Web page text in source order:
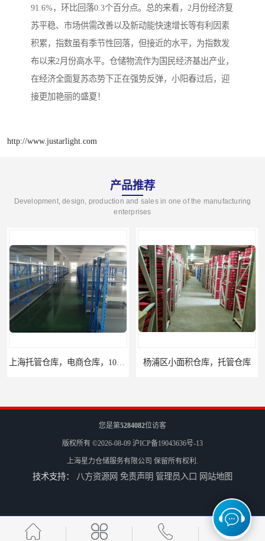
91.6%，环比回落0.3个百分点。总的来看，2月份经济复
苏平稳、市场供需改善以及新动能快速增长等有利因素
积累，指数虽有季节性回落，但接近的水平，为指数发
布以来2月份高水平。仓储物流作为国民经济基出产业，
在经济全面复苏态势下正在强势反弹，小阳春过后，迎
接更加艳丽的盛夏！
http://www.justarlight.com
产品推荐
Development, design, production and sales in one of the manufacturing
enterprises
杨浦区小面积仓库，托管仓库
宝山区小面积托管仓库，电商仓库
您是第5284082位访客
版权所有 ©2026-08-09 沪ICP备19043636号-13
上海星力仓储服务有限公司 保留所有权利.
技术支持： 八方资源网 免责声明 管理员入口 网站地图